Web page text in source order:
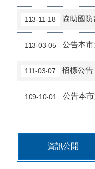
113-11-18 協助國防
113-03-05 公告本市大同區建
111-03-07 招標公告「111年
109-10-01 公告本市文山區興
資訊公開